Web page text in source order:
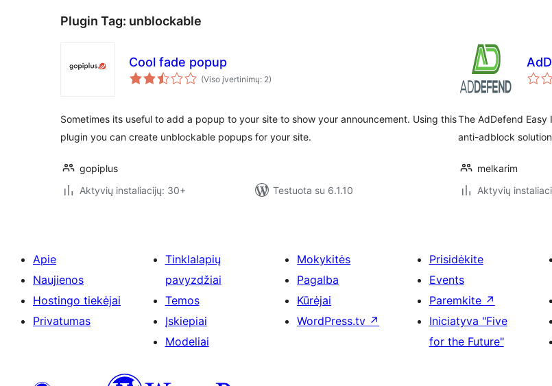
Plugin Tag: unblockable
Cool fade popup
(Viso įvertinimų: 2)
Sometimes its useful to add a popup to your site to show your announcement. Using this
plugin you can create unblockable popups for your site.
gopiplus
Aktyvių instaliacijų: 30+
Testuota su 6.1.10
The AdDefend
anti-adblock
melkarim
Aktyvių
Apie
Naujienos
Hostingo tiekėjai
Privatumas
Tinklalapių
pavyzdžiai
Temos
Įskiepiai
Modeliai
Mokykitės
Pagalba
Kūrėjai
WordPress.tv ↗
Prisidėkite
Events
Paremkite ↗
Iniciatyva "Five
for the Future"